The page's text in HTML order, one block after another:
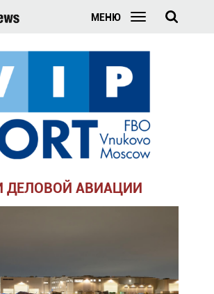
МЕНЮ
ДЕЛОВОЙ АВИАЦИИ